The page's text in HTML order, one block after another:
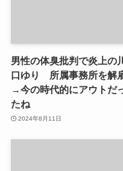
男性の体臭批判で炎上の川
口ゆり 所属事務所を解
→今の時代的にアウトだ
たね
2024年8月11日